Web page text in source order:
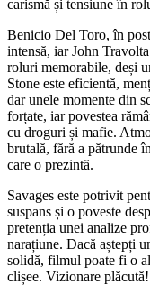
carismă și tensiune în
Benicio Del Toro, în
intensă, iar John
roluri memorabile, deși
Stone este eficientă,
dar unele momente din
forțate, iar povestea
cu droguri și mafie.
brutală, fără a pătrunde
care o prezintă.
Savages este potrivit
suspans și o poveste
pretenția unei analize
narațiune. Dacă aștepți
solidă, filmul poate fi o
clișee. Vizionare plăcută!